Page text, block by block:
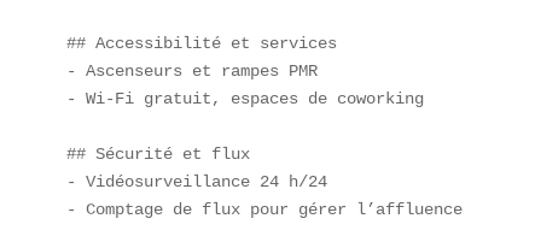
## Accessibilité et services
- Ascenseurs et rampes PMR
- Wi-Fi gratuit, espaces de coworking
## Sécurité et flux
- Vidéosurveillance 24 h/24
- Comptage de flux pour gérer l’affluence